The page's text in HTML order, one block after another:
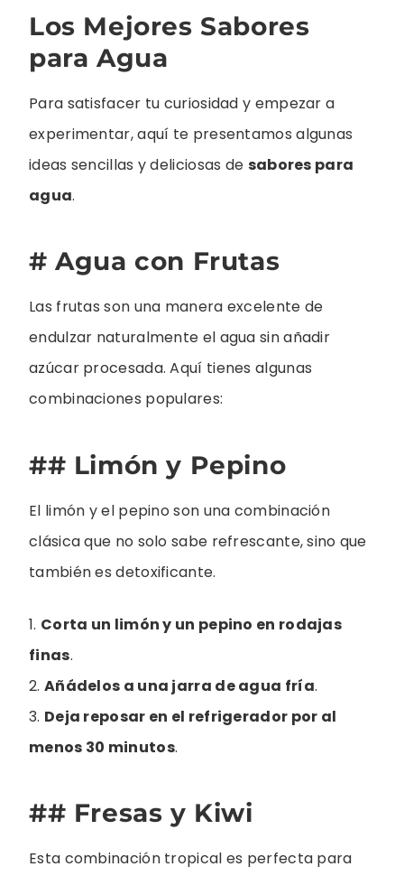
Los Mejores Sabores
para Agua
Para satisfacer tu curiosidad y empezar a
experimentar, aquí te presentamos algunas
ideas sencillas y deliciosas de sabores para
agua.
# Agua con Frutas
Las frutas son una manera excelente de
endulzar naturalmente el agua sin añadir
azúcar procesada. Aquí tienes algunas
combinaciones populares:
## Limón y Pepino
El limón y el pepino son una combinación
clásica que no solo sabe refrescante, sino que
también es detoxificante.
1. Corta un limón y un pepino en rodajas
finas.
2. Añádelos a una jarra de agua fría.
3. Deja reposar en el refrigerador por al
menos 30 minutos.
## Fresas y Kiwi
Esta combinación tropical es perfecta para